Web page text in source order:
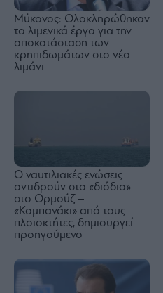
Μύκονος: Ολοκληρώθηκαν
τα λιμενικά έργα για την
αποκατάσταση των
κρηπιδωμάτων στο νέο
λιμάνι
Ο ναυτιλιακές ενώσεις
αντιδρούν στα «διόδια»
στο Ορμούζ –
«Καμπανάκι» από τους
πλοιοκτήτες, δημιουργεί
προηγούμενο